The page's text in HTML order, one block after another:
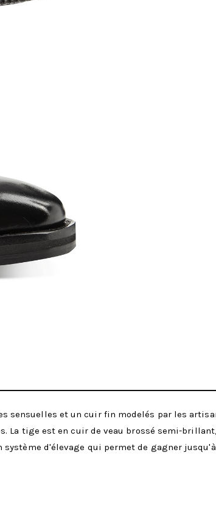
sensuelles et un cuir fin modelés par les
tige est en cuir de veau brossé semi-
d'élevage qui permet de gagner